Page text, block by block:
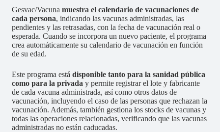
Gesvac/Vacuna muestra el calendario de vacunaciones de
cada persona, indicando las vacunas administradas, las
pendientes y las retrasadas, con la fecha de vacunación real o
esperada. Cuando se incorpora un nuevo paciente, el programa
crea automáticamente su calendario de vacunación en función
de su edad.
Este programa está disponible tanto para la sanidad pública
como para la privada y permite registrar el lote y fabricante
de cada vacuna administrada, así como otros datos de
vacunación, incluyendo el caso de las personas que rechazan la
vacunación. Además, también gestiona los stocks de vacunas y
todas las operaciones relacionadas, verificando que las vacunas
administradas no están caducadas.